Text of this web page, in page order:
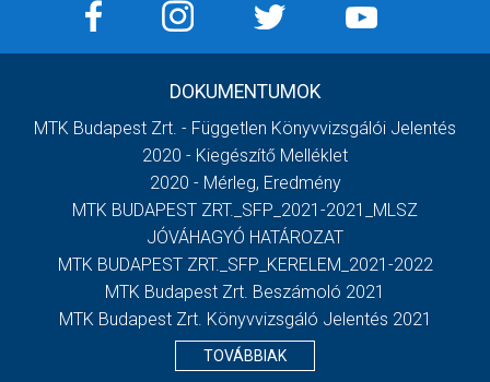
DOKUMENTUMOK
MTK Budapest Zrt. - Független Könyvvizsgálói Jelentés
2020 - Kiegészítő Melléklet
2020 - Mérleg, Eredmény
MTK BUDAPEST ZRT._SFP_2021-2021_MLSZ
JÓVÁHAGYÓ HATÁROZAT
MTK BUDAPEST ZRT._SFP_KERELEM_2021-2022
MTK Budapest Zrt. Beszámoló 2021
MTK Budapest Zrt. Könyvvizsgáló Jelentés 2021
TOVÁBBIAK